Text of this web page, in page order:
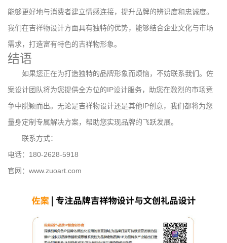
能够更好地与消费者建立情感连接，提升品牌的辨识度和忠诚度。
我们在吉祥物设计方面具有独特的优势，能够结合企业文化与市场
需求，打造富有特色的吉祥物形象。
结语
如果您正在为打造独特的品牌形象而烦恼，不妨联系我们。佐
案设计团队将为您提供全方位的IP设计服务，助您在激烈的市场竞
争中脱颖而出。无论是吉祥物设计还是其他IP创意，我们都将为您
量身定制专属解决方案，帮助您实现品牌的飞跃发展。
联系方式：
电话：180-2628-5918
官网：www.zuoart.com